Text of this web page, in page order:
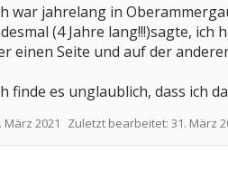
war jahrelang in
(4 Jahre lang!!!)sagte,
einen Seite und auf der
finde es unglaublich, dass ich
März 2021 Zuletzt bearbeitet: 31. März